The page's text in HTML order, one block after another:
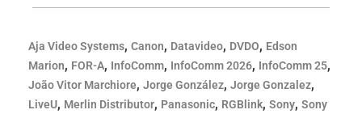
Aja Video Systems, Canon, Datavideo, DVDO, Edson
Marion, FOR-A, InfoComm, InfoComm 2026, InfoComm 25,
João Vitor Marchiore, Jorge González, Jorge Gonzalez,
LiveU, Merlin Distributor, Panasonic, RGBlink, Sony, Sony